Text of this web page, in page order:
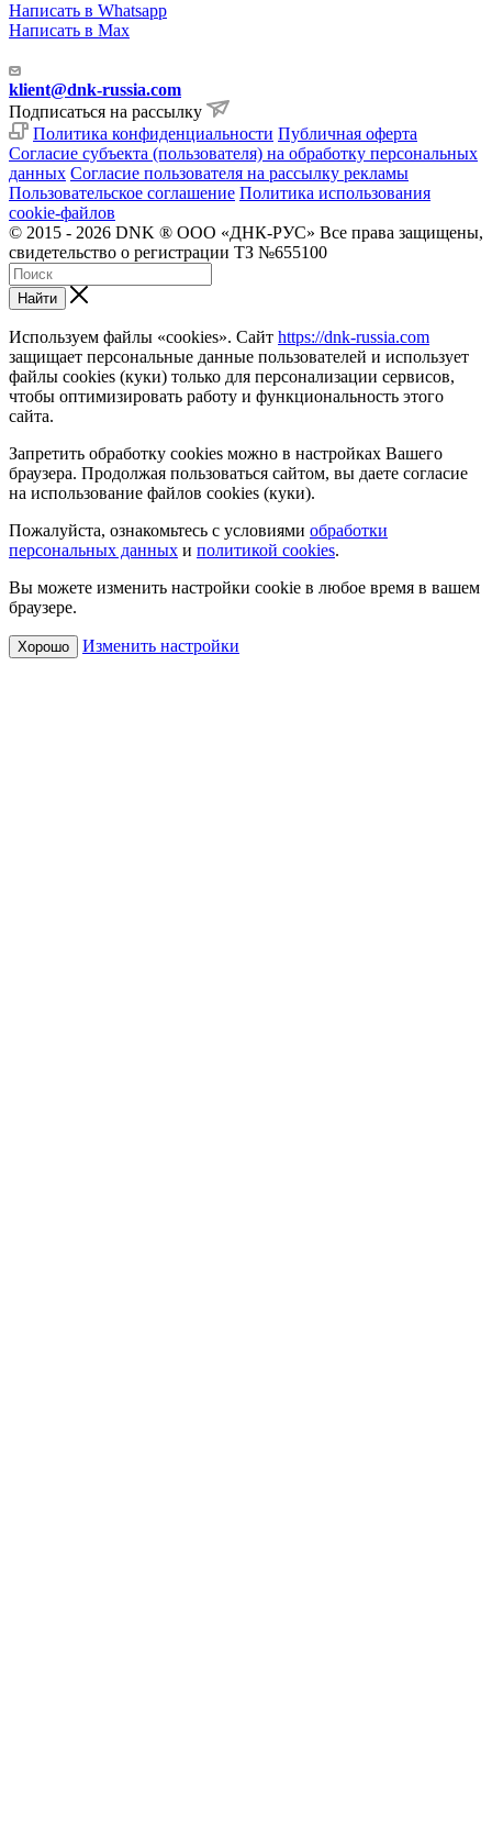
Написать в Whatsapp
Написать в Max
klient@dnk-russia.com
Подписаться на рассылку
Политика конфиденциальности Публичная оферта
Согласие субъекта (пользователя) на обработку персональных
данных Согласие пользователя на рассылку рекламы
Пользовательское соглашение Политика использования
cookie-файлов
© 2015 - 2026 DNK ® ООО «ДНК-РУС» Все права защищены,
свидетельство о регистрации ТЗ №655100
Найти
Используем файлы «cookies». Сайт https://dnk-russia.com
защищает персональные данные пользователей и использует
файлы cookies (куки) только для персонализации сервисов,
чтобы оптимизировать работу и функциональность этого
сайта.
Запретить обработку cookies можно в настройках Вашего
браузера. Продолжая пользоваться сайтом, вы даете согласие
на использование файлов cookies (куки).
Пожалуйста, ознакомьтесь с условиями обработки
персональных данных и политикой cookies.
Вы можете изменить настройки cookie в любое время в вашем
браузере.
Хорошо Изменить настройки